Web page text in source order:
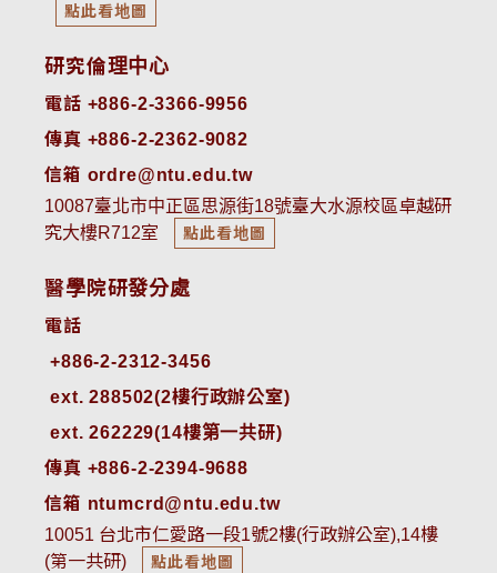
點此看地圖
研究倫理中心
電話 +886-2-3366-9956
傳真 +886-2-2362-9082
信箱 ordre@ntu.edu.tw
10087臺北市中正區思源街18號臺大水源校區卓越研
究大樓R712室
點此看地圖
醫學院研發分處
電話
ext. 288502(2樓行政辦公室)
ext. 262229(14樓第一共研)
傳真 +886-2-2394-9688
信箱 ntumcrd@ntu.edu.tw
10051 台北市仁愛路一段1號2樓(行政辦公室),14樓
(第一共研)
點此看地圖